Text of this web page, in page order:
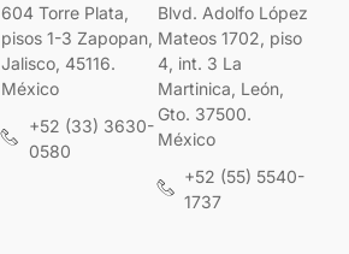
604 Torre Plata,
pisos 1-3 Zapopan,
Jalisco, 45116.
México
+52 (33) 3630-
0580
Blvd. Adolfo López
Mateos 1702, piso
4, int. 3 La
Martinica, León,
Gto. 37500.
México
+52 (55) 5540-
1737